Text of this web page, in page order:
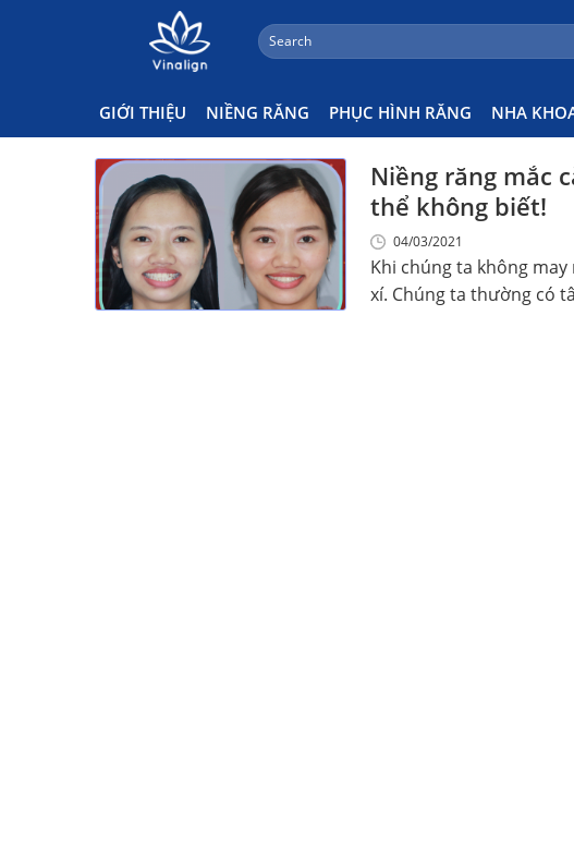
Search
for:
GIỚI THIỆU NIỀNG RĂNG PHỤC HÌNH RĂNG NHA
Niềng Răng Mắc Cài Như Thế Nào
Niềng răng mắc
thể không biết!
04/03/2021
Khi chúng ta không
xí. Chúng ta thường có